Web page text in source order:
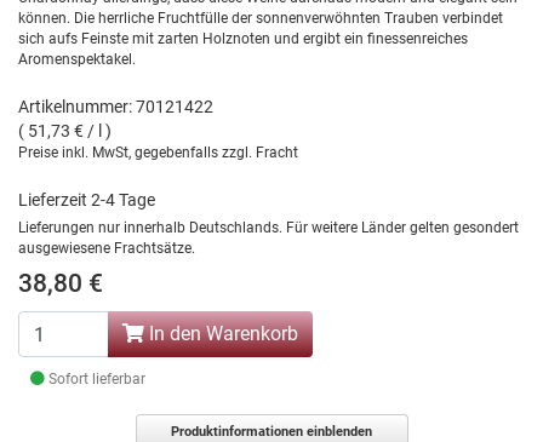
können. Die herrliche Fruchtfülle der sonnenverwöhnten Trauben verbindet
sich aufs Feinste mit zarten Holznoten und ergibt ein finessenreiches
Aromenspektakel.
Artikelnummer: 70121422
( 51,73 € / l )
Preise inkl. MwSt, gegebenfalls zzgl. Fracht
Lieferzeit 2-4 Tage
Lieferungen nur innerhalb Deutschlands. Für weitere Länder gelten gesondert
ausgewiesene Frachtsätze.
38,80 €
In den Warenkorb
Sofort lieferbar
Produktinformationen einblenden